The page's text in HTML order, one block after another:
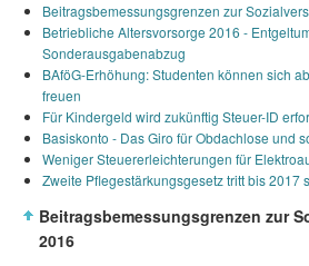
Beitragsbemessungsgrenzen zur
Betriebliche Altersvorsorge 2016 -
Sonderausgabenabzug
BAföG-Erhöhung: Studenten können sich
freuen
Für Kindergeld wird zukünftig Steuer-ID
Basiskonto - Das Giro für Obdachlose und
Weniger Steuererleichterungen für
Zweite Pflegestärkungsgesetz tritt bis 2017
Beitragsbemessungsgrenzen zur
2016